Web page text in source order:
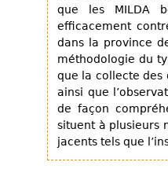
que les MILDA
efficacement
dans la province
méthodologie du
que la collecte des
ainsi que
de façon
situent à plusieurs
jacents tels que